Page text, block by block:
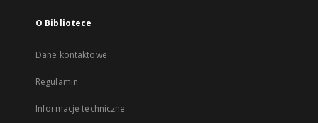
O Bibliotece
Dane kontaktowe
Regulamin
Informacje techniczne